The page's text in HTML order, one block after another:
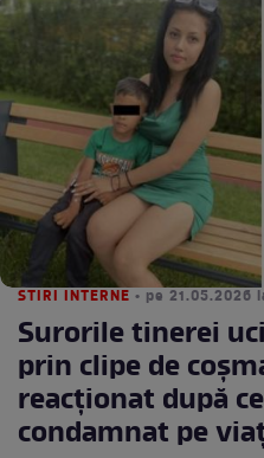
STIRI INTERNE • pe 21.05.2026
Surorile tinerei
prin clipe de
reacționat după
condamnat pe